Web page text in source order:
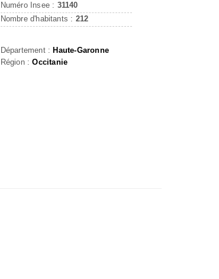
Numéro Insee : 31140
Nombre d'habitants : 212
Département : Haute-Garonne
Région :Occitanie